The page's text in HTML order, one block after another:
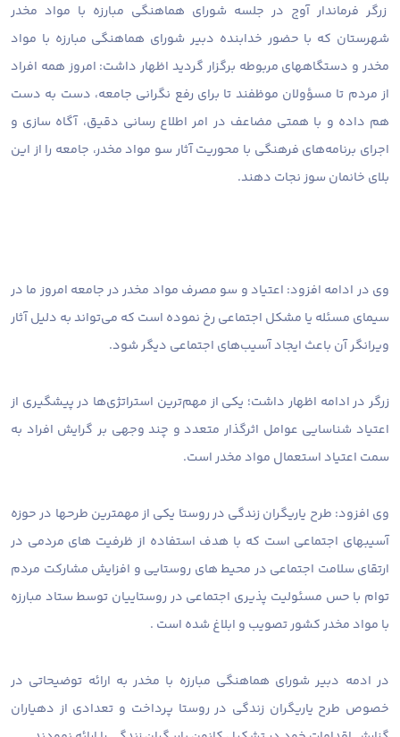
زرگر فرماندار آوج در جلسه شورای هماهنگی مبارزه با مواد مخدر
شهرستان که با حضور خدابنده دبیر شورای هماهنگی مبارزه با مواد
مخدر و دستگاههای مربوطه برگزار گردید اظهار داشت: امروز همه افراد
از مردم تا مسؤولان موظفند تا برای رفع نگرانی جامعه، دست به دست
هم داده و با همتی مضاعف در امر اطلاع رسانی دقیق، آگاه سازی و
اجرای برنامه‌های فرهنگی با محوریت آثار سو مواد مخدر، جامعه را از این
بلای خانمان سوز نجات دهند.
وی در ادامه افزود: اعتیاد و سو مصرف مواد مخدر در جامعه امروز ما در
سیمای مسئله یا مشکل اجتماعی رخ نموده است که می‌تواند به دلیل آثار
ویرانگر آن باعث ایجاد آسیب‌های اجتماعی دیگر شود.
زرگر در ادامه اظهار داشت؛ یکی از مهم‌ترین استراتژی‌ها در پیشگیری از
اعتیاد شناسایی عوامل اثرگذار متعدد و چند وجهی بر گرایش افراد به
سمت اعتیاد استعمال مواد مخدر است.
وی افزود: طرح یاریگران زندگی در روستا یکی از مهمترین طرحها در حوزه
آسیبهای اجتماعی است که با هدف استفاده از ظرفیت های مردمی در
ارتقای سلامت اجتماعی در محیط های روستایی و افزایش مشارکت مردم
توام با حس مسئولیت پذیری اجتماعی در روستاییان توسط ستاد مبارزه
با مواد مخدر کشور تصویب و ابلاغ شده است .
در ادمه دبیر شورای هماهنگی مبارزه با مخدر به ارائه توضیحاتی در
خصوص طرح یاریگران زندگی در روستا پرداخت و تعدادی از دهیاران